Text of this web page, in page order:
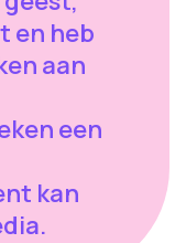
en heb
aan
een
kan